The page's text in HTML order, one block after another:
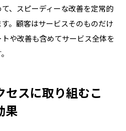
、スピーディーな改善を定常的
。顧客はサービスそのものだけ
や改善も含めてサービス全体を
セスに取り組むこ
果